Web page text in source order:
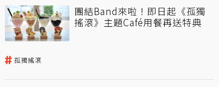
團結Band來啦！即日起《孤獨
搖滾》主題Café用餐再送特典
孤獨搖滾